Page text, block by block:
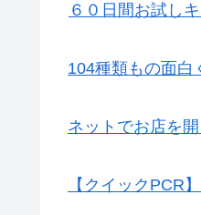
６０日間お試し
104種類もの面白
ネットでお店を
【クイックPCR